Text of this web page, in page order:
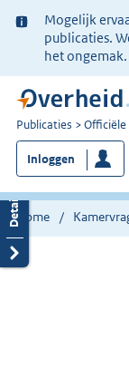
Ter
informatie:
Mogelijk
publicaties.
het ongemak.
U
bent
nu
hier:
Publicaties Officiële
Inloggen
Home